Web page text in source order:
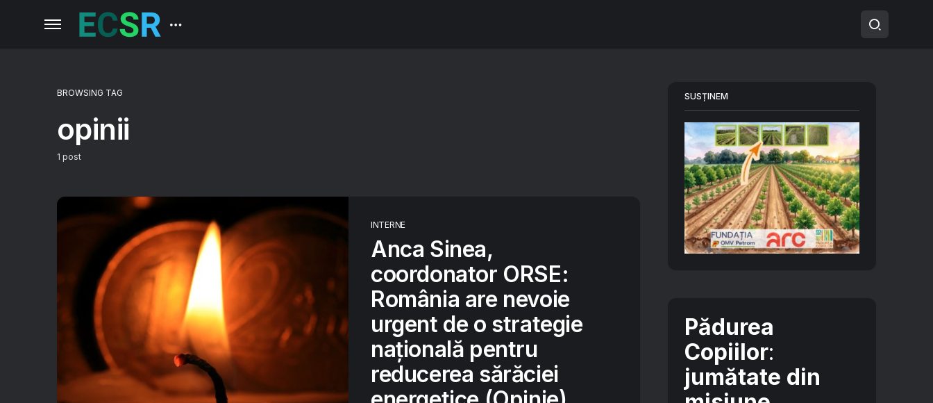
BROWSING TAG
opinii
1 post
INTERNE
Anca Sinea,
coordonator ORSE:
România are nevoie
urgent de o strategie
națională pentru
reducerea sărăciei
SUSȚINEM
Pădurea
Copiilor:
jumătate din